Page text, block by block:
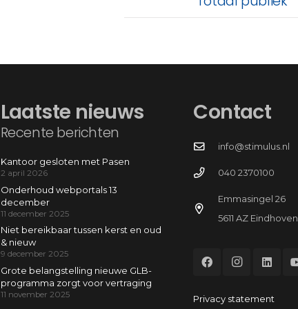
Laatste nieuws
Recente berichten
Kantoor gesloten met Pasen
2 april 2026
Onderhoud webportals 13
december
11 december 2025
Niet bereikbaar tussen kerst en oud
& nieuw
9 december 2025
Grote belangstelling nieuwe GLB-
programma zorgt voor vertraging
11 november 2025
Contact
info@stimulus.nl
040 2370100
Emmasingel 26
5611 AZ Eindhoven
Privacy statement